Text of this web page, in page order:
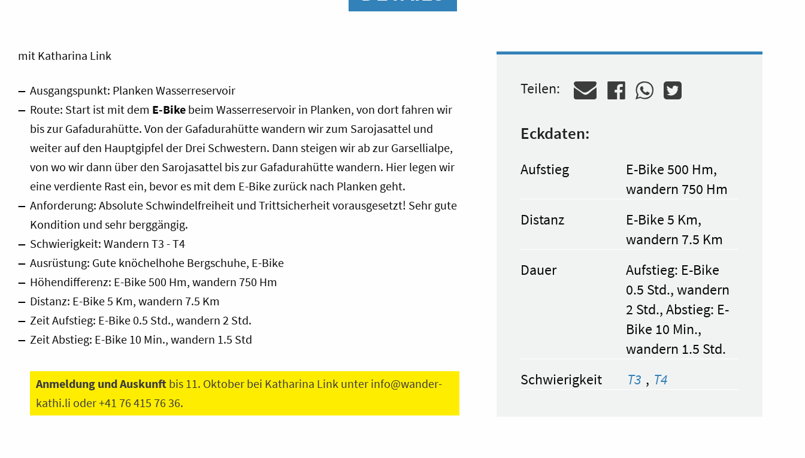
mit Katharina Link
Ausgangspunkt: Planken Wasserreservoir
Route: Start ist mit dem E-Bike beim Wasserreservoir in Planken, von dort fahren wir
bis zur Gafadurahütte. Von der Gafadurahütte wandern wir zum Sarojasattel und
weiter auf den Hauptgipfel der Drei Schwestern. Dann steigen wir ab zur Garsellialpe,
von wo wir dann über den Sarojasattel bis zur Gafadurahütte wandern. Hier legen wir
eine verdiente Rast ein, bevor es mit dem E-Bike zurück nach Planken geht.
Anforderung: Absolute Schwindelfreiheit und Trittsicherheit vorausgesetzt! Sehr gute
Kondition und sehr berggängig.
Schwierigkeit: Wandern T3 - T4
Ausrüstung: Gute knöchelhohe Bergschuhe, E-Bike
Höhendifferenz: E-Bike 500 Hm, wandern 750 Hm
Distanz: E-Bike 5 Km, wandern 7.5 Km
Zeit Aufstieg: E-Bike 0.5 Std., wandern 2 Std.
Zeit Abstieg: E-Bike 10 Min., wandern 1.5 Std
Anmeldung und Auskunft bis 11. Oktober bei Katharina Link unter info@wander-
kathi.li oder +41 76 415 76 36.
Teilen:
Eckdaten:
Aufstieg
E-Bike 500 Hm,
wandern 750 Hm
Distanz
E-Bike 5 Km,
wandern 7.5 Km
Dauer
Aufstieg: E-Bike
0.5 Std., wandern
2 Std., Abstieg: E-
Bike 10 Min.,
wandern 1.5 Std.
Schwierigkeit
T3 , T4